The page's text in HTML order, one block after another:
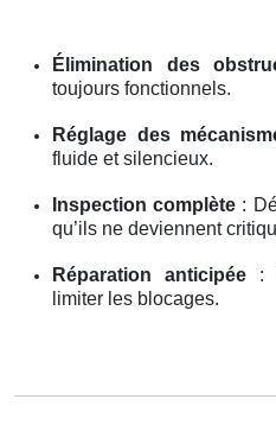
Élimination des
toujours fonctionnels.
Réglage des
fluide et silencieux.
Inspection complète :
qu’ils ne deviennent
Réparation anticipée :
limiter les blocages.